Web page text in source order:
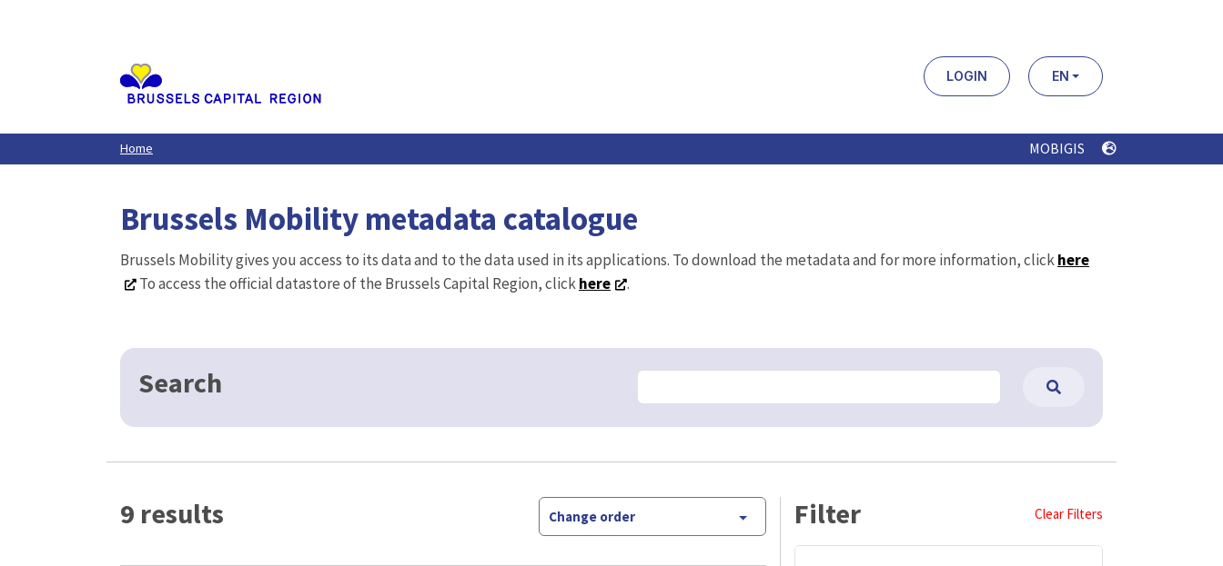
LOGIN EN
Home MOBIGIS
Brussels Mobility metadata catalogue
Brussels Mobility gives you access to its data and to the data used in its applications. To download the metadata and for more information, clickhere
To access the official datastore of the Brussels Capital Region, clickhere .
Search
9 results Change order Filter Clear Filters